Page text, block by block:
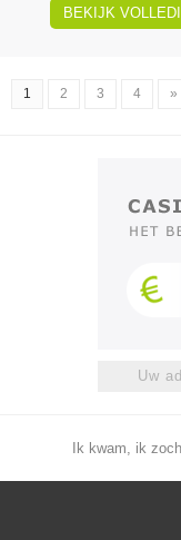
BEKIJK
1 2 3 4 »
Uw
Ik kwam, ik